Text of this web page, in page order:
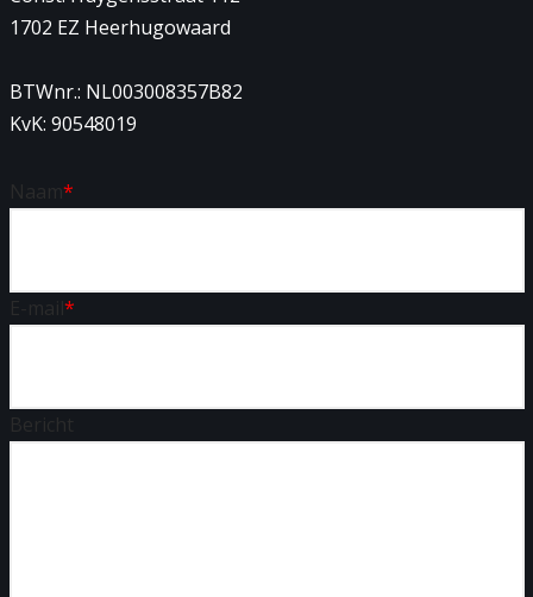
1702 EZ Heerhugowaard
BTWnr.: NL003008357B82
KvK: 90548019
*
*
Bericht